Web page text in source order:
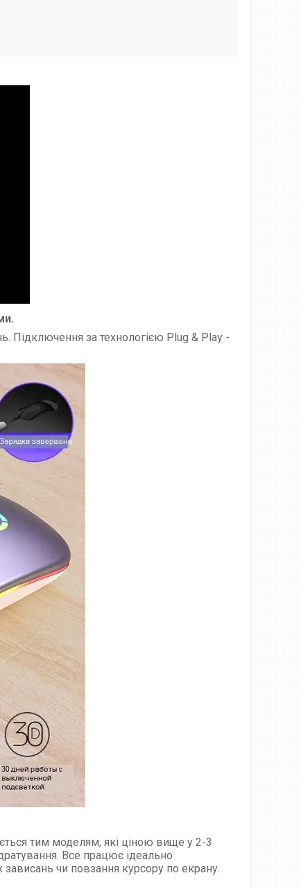
Підключення за технологією Plug & Play -
тим моделям, які ціною вище у 2-3
Все працює ідеально
чи повзання курсору по екрану.